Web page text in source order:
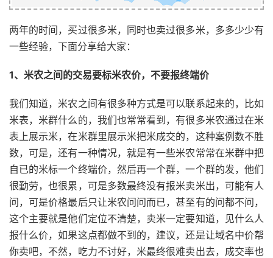
两年的时间，买过很多米，同时也卖过很多米，多多少少有
一些经验，下面分享给大家：
1、米农之间的交易要标米农价，不要报终端价
我们知道，米农之间有很多种方式是可以联系起来的，比如
米表，米群什么的，我们也常常看到，有很多米农通过在米
表上展示米，在米群里展示米把米成交的，这种案例数不胜
数，可是，还有一种情况，就是有一些米农常常在米群中把
自已的米标一个终端价，然后再一个群，一个群的发，他们
很勤劳，也很累，可是多数最终没有报米卖米出，可能有人
问，可是价格最后只让米农问问而已，甚至有的问都不问，
这个主要就是他们定位不清楚，卖米一定要知道，见什么人
报什么价，如果这点都做不到的，建议，还是让域名中价帮
你卖吧，不然，吃力不讨好，米最终很难卖出去，成交率也